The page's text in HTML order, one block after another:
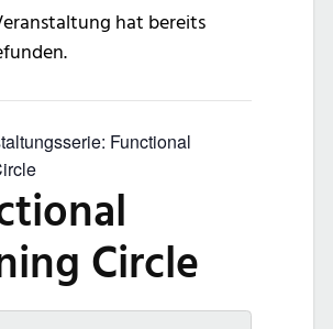
hat bereits
Functional
Circle